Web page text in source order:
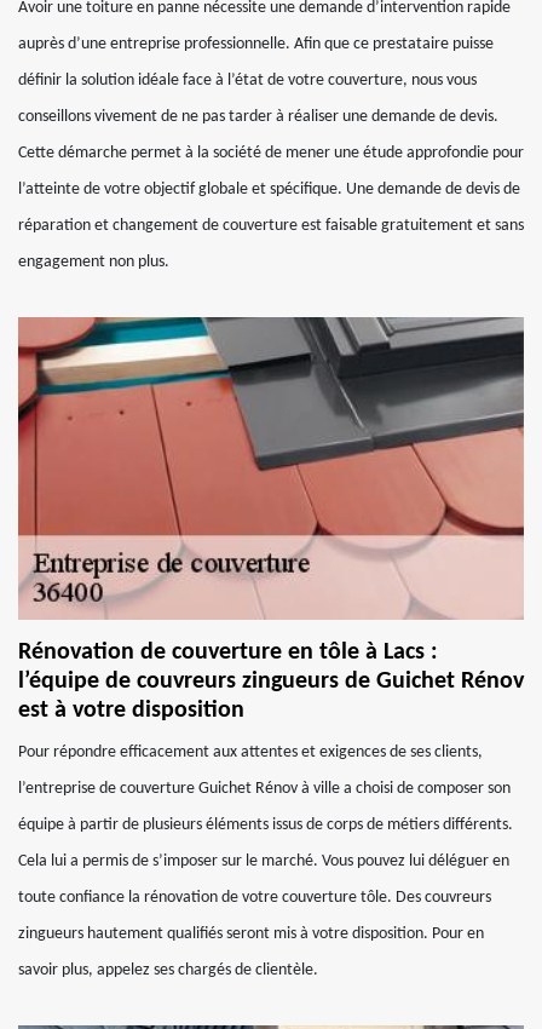
Avoir une toiture en panne nécessite une demande d’intervention rapide
auprès d’une entreprise professionnelle. Afin que ce prestataire puisse
définir la solution idéale face à l’état de votre couverture, nous vous
conseillons vivement de ne pas tarder à réaliser une demande de devis.
Cette démarche permet à la société de mener une étude approfondie pour
l’atteinte de votre objectif globale et spécifique. Une demande de devis de
réparation et changement de couverture est faisable gratuitement et sans
engagement non plus.
Rénovation de couverture en tôle à Lacs :
l’équipe de couvreurs zingueurs de Guichet Rénov
est à votre disposition
Pour répondre efficacement aux attentes et exigences de ses clients,
l’entreprise de couverture Guichet Rénov à ville a choisi de composer son
équipe à partir de plusieurs éléments issus de corps de métiers différents.
Cela lui a permis de s’imposer sur le marché. Vous pouvez lui déléguer en
toute confiance la rénovation de votre couverture tôle. Des couvreurs
zingueurs hautement qualifiés seront mis à votre disposition. Pour en
savoir plus, appelez ses chargés de clientèle.